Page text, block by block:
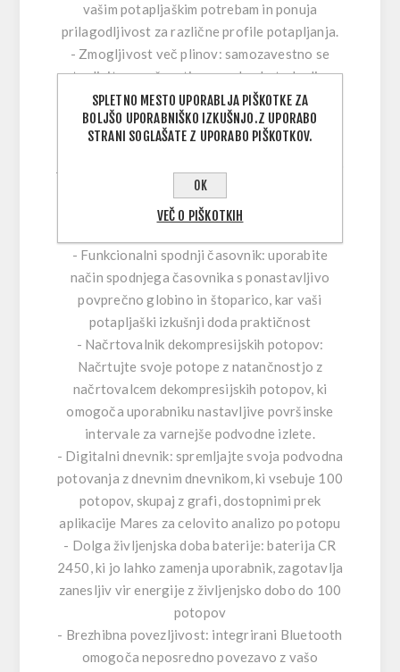
vašim potapljaškim potrebam in ponuja
prilagodljivost za različne profile potapljanja.
- Zmogljivost več plinov: samozavestno se
potapljajte z možnostjo uporabe do treh plinov,
kar zagotavlja, da ste pripravljeni na raznolika
podvodna okolja
- Odličnost segmentiranega zaslona: kristalno
čipov na steklu in se ponaša z 800 segmenti,
zagotavlja, da boste obveščeni s hitrim
- Funkcionalni spodnji časovnik: uporabite
način spodnjega časovnika s ponastavljivo
povprečno globino in štoparico, kar vaši
potapljaški izkušnji doda praktičnost
- Načrtovalnik dekompresijskih potopov:
Načrtujte svoje potope z natančnostjo z
načrtovalcem dekompresijskih potopov, ki
omogoča uporabniku nastavljive površinske
intervale za varnejše podvodne izlete.
- Digitalni dnevnik: spremljajte svoja podvodna
potovanja z dnevnim dnevnikom, ki vsebuje 100
potopov, skupaj z grafi, dostopnimi prek
aplikacije Mares za celovito analizo po potopu
- Dolga življenjska doba baterije: baterija CR
2450, ki jo lahko zamenja uporabnik, zagotavlja
zanesljiv vir energije z življenjsko dobo do 100
potopov
- Brezhibna povezljivost: integrirani Bluetooth
omogoča neposredno povezavo z vašo
SPLETNO MESTO UPORABLJA PIŠKOTKE ZA
BOLJŠO UPORABNIŠKO IZKUŠNJO.Z UPORABO
STRANI SOGLAŠATE Z UPORABO PIŠKOTKOV.
OK
VEČ O PIŠKOTKIH